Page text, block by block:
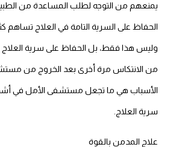
يمنعهم من التوجه لطلب المساعدة من الطبيب
الحفاظ على السرية التامة في العلاج تساهم
وليس هذا فقط، بل الحفاظ على سرية العلاج
من الانتكاس مرة أخرى بعد الخروج من
الأسباب هي ما تجعل مستشفى الأمل في أشد
سرية العلاج.
علاج المدمن بالقوة